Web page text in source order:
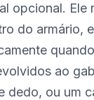
opcional. Ele
do armário,
ao
dedo, ou um